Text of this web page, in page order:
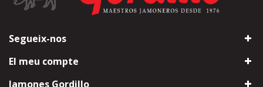
Segueix-nos
El meu compte
Jamones Gordillo